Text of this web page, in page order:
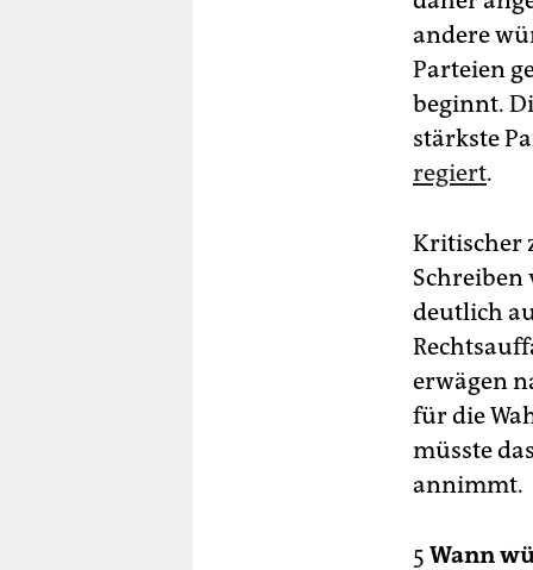
andere
Parteien
beginnt.
stärkste
regiert.
Kritischer
Schreiben
deutlich
erwägen
für die
müsste
annimmt.
5 Wann